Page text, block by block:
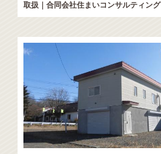
取扱｜合同会社住まいコンサルティング